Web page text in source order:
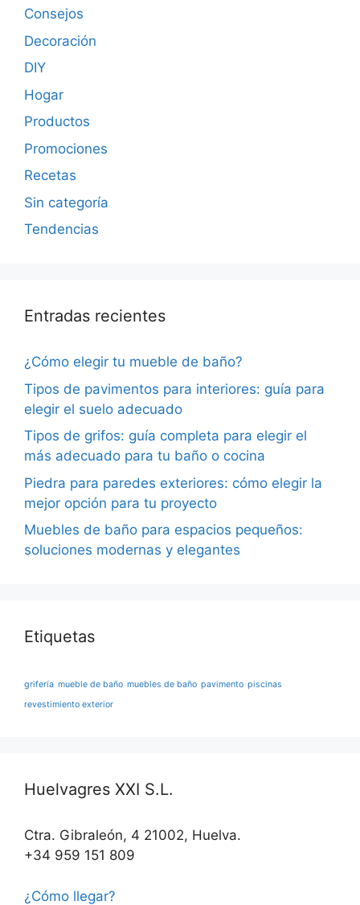
Consejos
Decoración
DIY
Hogar
Productos
Promociones
Recetas
Sin categoría
Tendencias
Entradas recientes
¿Cómo elegir tu mueble de baño?
Tipos de pavimentos para interiores: guía para
elegir el suelo adecuado
Tipos de grifos: guía completa para elegir el
más adecuado para tu baño o cocina
Piedra para paredes exteriores: cómo elegir la
mejor opción para tu proyecto
Muebles de baño para espacios pequeños:
soluciones modernas y elegantes
Etiquetas
grifería mueble de baño muebles de baño pavimento piscinas
revestimiento exterior
Huelvagres XXI S.L.
Ctra. Gibraleón, 4 21002, Huelva.
+34 959 151 809
¿Cómo llegar?